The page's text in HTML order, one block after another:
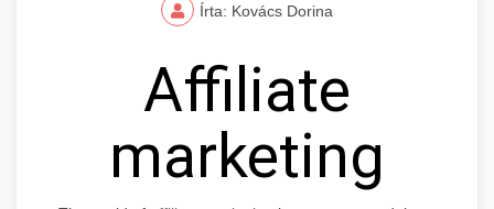
Írta: Kovács Dorina
Affiliate
marketing